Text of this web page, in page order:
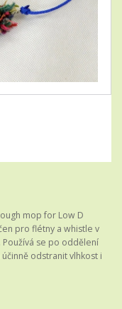
mop for Low D
pro flétny a whistle v
se po oddělení
odstranit vlhkost i